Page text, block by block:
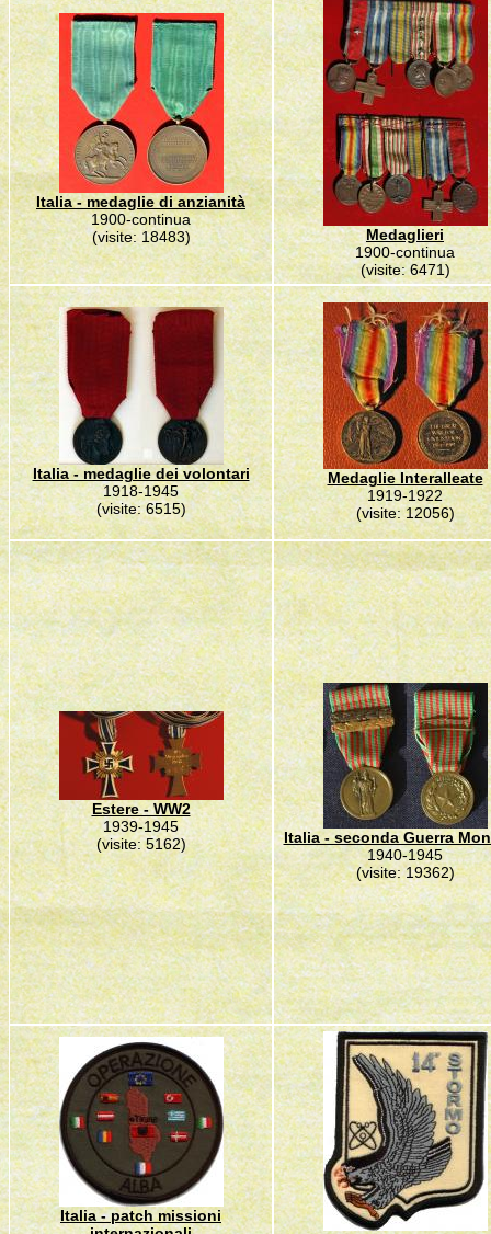
Italia - medaglie di anzianità
1900-continua
(visite: 18483)
Medaglieri
1900-continua
(visite: 6471)
Italia - medaglie dei volontari
1918-1945
(visite: 6515)
Medaglie Interalleate
1919-1922
(visite: 12056)
Estere - WW2
1939-1945
(visite: 5162)
Italia - seconda Guerra
1940-1945
(visite: 19362)
Italia - patch missioni